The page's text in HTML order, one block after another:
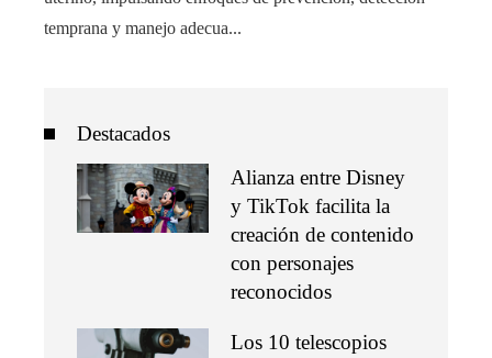
temprana y manejo adecua...
Destacados
Alianza entre Disney
y TikTok facilita la
creación de contenido
con personajes
reconocidos
Los 10 telescopios